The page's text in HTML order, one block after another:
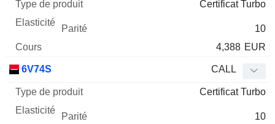
Certificat Turbo
10
4,388 EUR
6V74S CALL
Certificat Turbo
10